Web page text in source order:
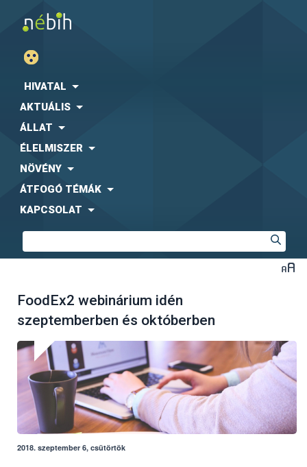
HIVATAL
AKTUÁLIS
ÁLLAT
ÉLELMISZER
NÖVÉNY
ÁTFOGÓ TÉMÁK
KAPCSOLAT
FoodEx2 webinárium idén
szeptemberben és októberben
2018. szeptember 6, csütörtök